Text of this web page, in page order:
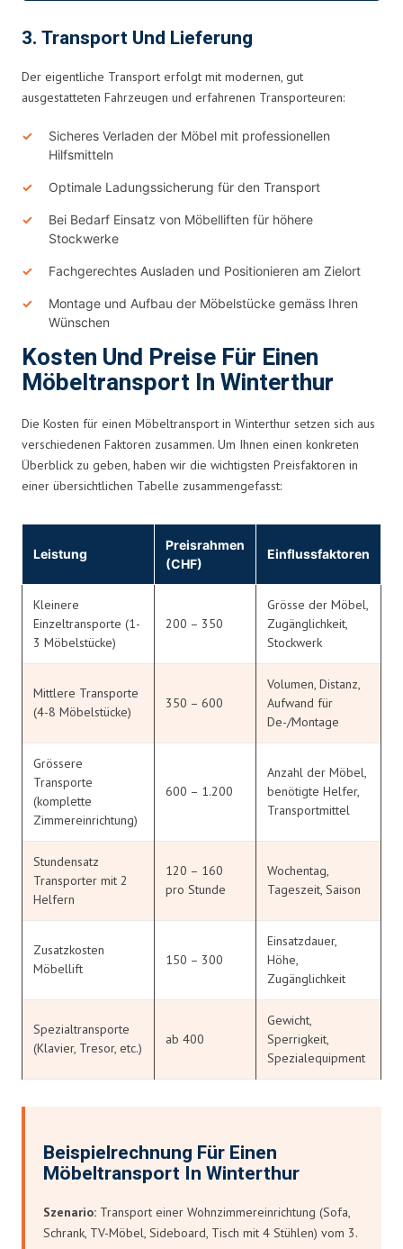
3. Transport Und Lieferung
Der eigentliche Transport erfolgt mit modernen, gut
ausgestatteten Fahrzeugen und erfahrenen Transporteuren:
Sicheres Verladen der Möbel mit professionellen
Hilfsmitteln
Optimale Ladungssicherung für den Transport
Bei Bedarf Einsatz von Möbelliften für höhere
Stockwerke
Fachgerechtes Ausladen und Positionieren am Zielort
Montage und Aufbau der Möbelstücke gemäss Ihren
Wünschen
Kosten Und Preise Für Einen
Möbeltransport In Winterthur
Die Kosten für einen Möbeltransport in Winterthur setzen sich aus
verschiedenen Faktoren zusammen. Um Ihnen einen konkreten
Überblick zu geben, haben wir die wichtigsten Preisfaktoren in
einer übersichtlichen Tabelle zusammengefasst:
Leistung
Preisrahmen
(CHF)
Einflussfaktoren
Kleinere
Einzeltransporte (1-
3 Möbelstücke)
200 – 350
Grösse der Möbel,
Zugänglichkeit,
Stockwerk
Mittlere Transporte
(4-8 Möbelstücke)
350 – 600
Volumen, Distanz,
Aufwand für
De-/Montage
Grössere
Transporte
(komplette
Zimmereinrichtung)
600 – 1.200
Anzahl der Möbel,
benötigte Helfer,
Transportmittel
Stundensatz
Transporter mit 2
Helfern
120 – 160
pro Stunde
Wochentag,
Tageszeit, Saison
Zusatzkosten
Möbellift
150 – 300
Einsatzdauer,
Höhe,
Zugänglichkeit
Spezialtransporte
(Klavier, Tresor, etc.)
ab 400
Gewicht,
Sperrigkeit,
Spezialequipment
Beispielrechnung Für Einen
Möbeltransport In Winterthur
Szenario: Transport einer Wohnzimmereinrichtung (Sofa,
Schrank, TV-Möbel, Sideboard, Tisch mit 4 Stühlen) vom 3.